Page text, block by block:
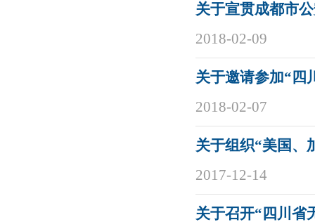
关于宣贯成都市
2018-02-09
关于邀请参加“四
2018-02-07
关于组织“美国、
2017-12-14
关于召开“四川省